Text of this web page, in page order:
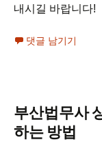
내시길 바랍니다!
댓글 남기기
부산법무사
하는 방법